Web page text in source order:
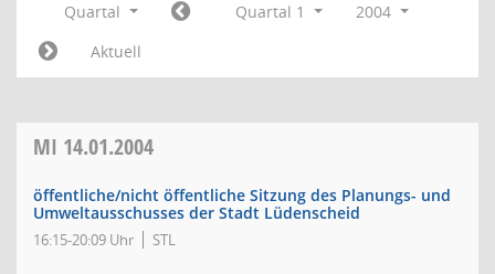
Quartal Quartal 1
2004
Aktuell
MI 14.01.2004
öffentliche/nicht öffentliche Sitzung des Planungs- und
Umweltausschusses der Stadt Lüdenscheid
16:15-20:09 Uhr STL